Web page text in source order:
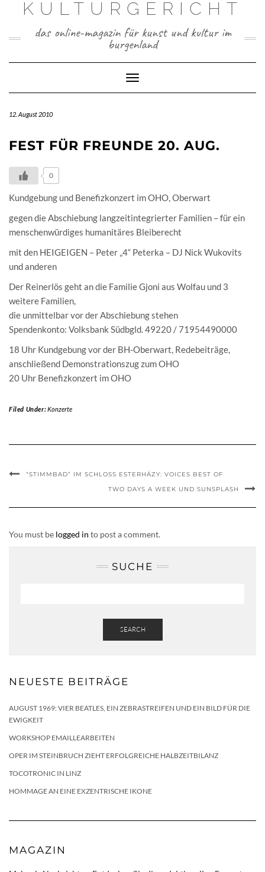
KULTURGERICHT
das online-magazin für kunst und kultur im
burgenland
Toggle
Navigation
12. August 2010
FEST FÜR FREUNDE 20. AUG.
0
Kundgebung und Benefizkonzert im OHO, Oberwart
gegen die Abschiebung langzeitintegrierter Familien – für ein
menschenwürdiges humanitäres Bleiberecht
mit den HEIGEIGEN – Peter „4“ Peterka – DJ Nick Wukovits
und anderen
Der Reinerlös geht an die Familie Gjoni aus Wolfau und 3
weitere Familien,
die unmittelbar vor der Abschiebung stehen
Spendenkonto: Volksbank Südbgld. 49220 / 71954490000
18 Uhr Kundgebung vor der BH-Oberwart, Redebeiträge,
anschließend Demonstrationszug zum OHO
20 Uhr Benefizkonzert im OHO
Filed Under:Konzerte
“STIMMBAD” IM SCHLOSS ESTERHÁZY: VOICES BEST OF
TWO DAYS A WEEK UND SUNSPLASH
You must be logged in to post a comment.
SUCHE
SEARCH
NEUESTE BEITRÄGE
AUGUST 1969: VIER BEATLES, EIN ZEBRASTREIFEN UND EIN BILD FÜR DIE
EWIGKEIT
WORKSHOP EMAILLEARBEITEN
OPER IM STEINBRUCH ZIEHT ERFOLGREICHE HALBZEITBILANZ
TOCOTRONIC IN LINZ
HOMMAGE AN EINE EXZENTRISCHE IKONE
MAGAZIN